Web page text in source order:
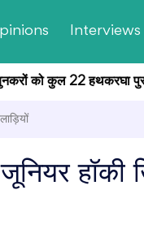
Interviews
कुल 22 हथकरघा पुरस्कार
जूनियर